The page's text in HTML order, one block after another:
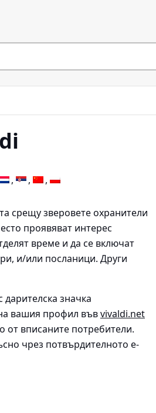
срещу зверовете охранители
проявяват интерес
време и да се включат
и/или посланици. Други
значка
вашия профил въвvivaldi.net
от вписаните потребители.
чрез потвърдителното е-